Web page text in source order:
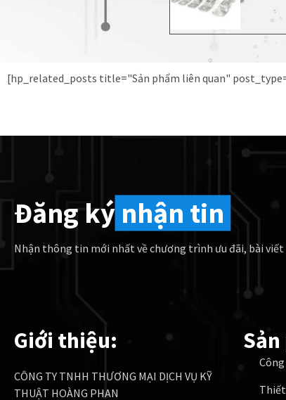
[hp_related_posts title="Sản phẩm liên quan"
Đăng ký nhận tin
Nhận thông tin mới nhất về chương trình ưu đãi, bài
Giới thiệu:
CÔNG TY TNHH THƯƠNG MẠI DỊCH VỤ KỸ
THUẬT HOÀNG PHAN